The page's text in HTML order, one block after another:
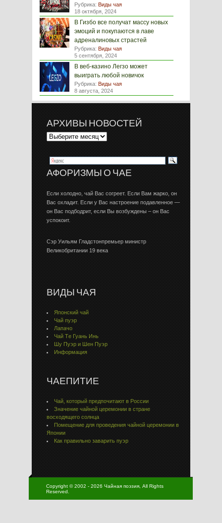
Рубрика: Виды чая
18 октября, 2024
В Гизбо все получат массу новых
эмоций и покупаются в лаве
адреналиновых страстей
Рубрика: Виды чая
5 сентября, 2024
В веб-казино Легзо может
выиграть любой новичок
Рубрика: Виды чая
8 августа, 2024
АРХИВЫ НОВОСТЕЙ
АФОРИЗМЫ О ЧАЕ
Если холодно, чай Вас согреет. Если Вам жарко, он
Вас охладит. Если у Вас настроение подавленное —
он Вас подбодрит, если Вы возбуждены – он Вас
успокоит.
Сэр Уильям Гладстонпремьер министр
Великобритании 19 века
ВИДЫ ЧАЯ
Японский чай
Чай пуэр
Лапачо
Чай Тe Гуaнь Инь
Шу Пуэр и Шен Пуэр
Информация
ЧАЕПИТИЕ
Чай, который предпочитают в России
Значение чайной церемонии в стране
восходящего солнца
Помещение для проведения чайной церемонии в
Японии
Как правильно заварить пуэр
Copyright © 2002 - 2026 Чайная поэзия, All Rights
Reserved.